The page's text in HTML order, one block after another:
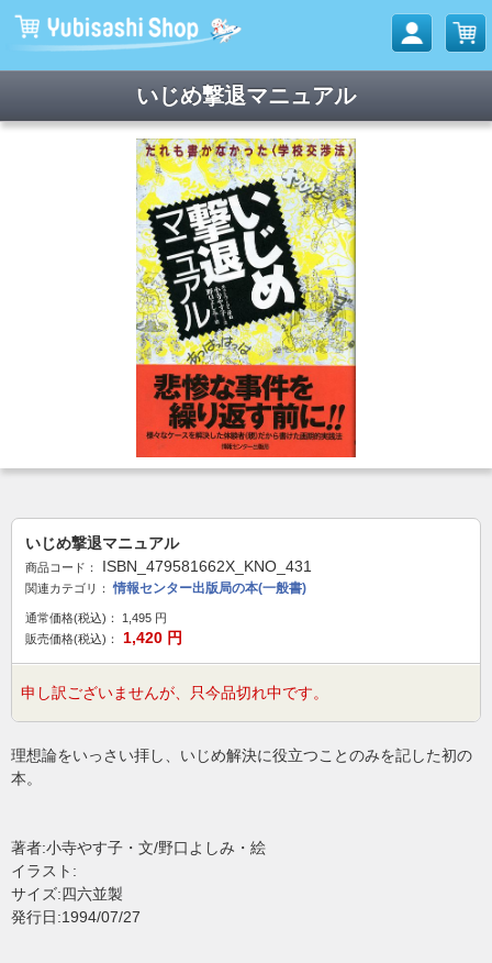
いじめ撃退マニュアル
いじめ撃退マニュアル
商品コード： ISBN_479581662X_KNO_431
関連カテゴリ： 情報センター出版局の本(一般書)
通常価格(税込)： 1,495 円
販売価格(税込)：
1,420 円
申し訳ございませんが、只今品切れ中です。
理想論をいっさい拝し、いじめ解決に役立つことのみを記した初の
本。
著者:小寺やす子・文/野口よしみ・絵
イラスト:
サイズ:四六並製
発行日:1994/07/27